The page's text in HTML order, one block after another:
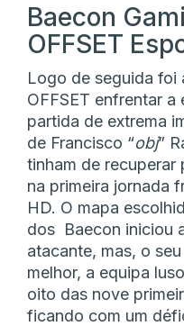
Baecon
OFFSET
Logo de seguida foi
OFFSET enfrentar a
partida de extrema
de Francisco “obj”
tinham de recuperar
na primeira jornada
HD. O mapa
dos Baecon iniciou
atacante, mas, o
melhor, a equipa
oito das nove
ficando com um